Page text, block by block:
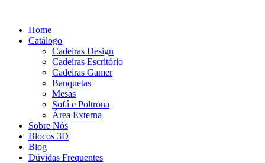
conteúdo
Home
Catálogo
Cadeiras Design
Cadeiras Escritório
Cadeiras Gamer
Banquetas
Mesas
Sofá e Poltrona
Área Externa
Sobre Nós
Blocos 3D
Blog
Dúvidas Frequentes